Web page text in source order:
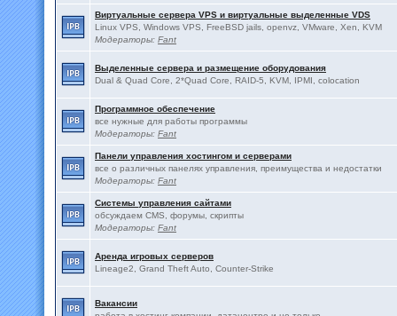
Виртуальные сервера VPS и виртуальные выделенные VDS
Linux VPS, Windows VPS, FreeBSD jails, openvz, VMware, Xen, KVM
Модераторы: Fant
Выделенные сервера и размещение оборудования
Dual & Quad Core, 2*Quad Core, RAID-5, KVM, IPMI, colocation
Программное обеспечение
все нужные для работы программы
Модераторы: Fant
Панели управления хостингом и серверами
все о различных панелях управления, преимущества и недостатки
Модераторы: Fant
Системы управления сайтами
обсуждаем CMS, форумы, скрипты
Модераторы: Fant
Аренда игровых серверов
Lineage2, Grand Theft Auto, Counter-Strike
Вакансии